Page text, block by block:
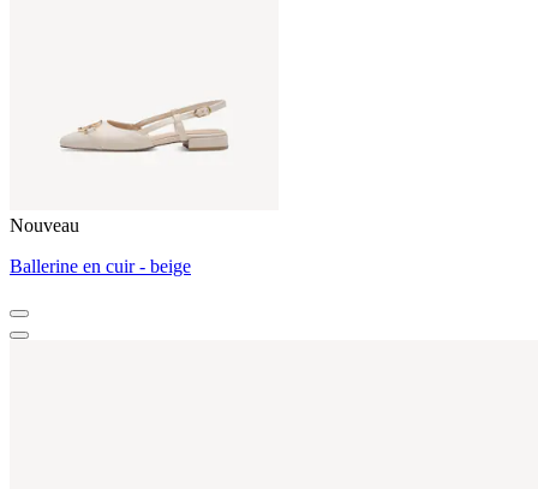
Nouveau
Ballerine en cuir - beige